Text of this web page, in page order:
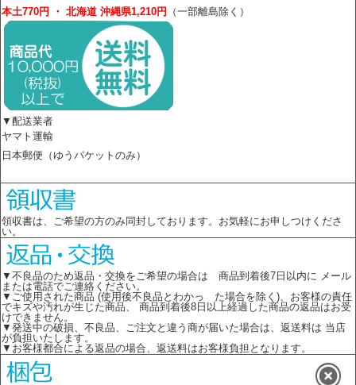
本土770円 ・ 北海道 沖縄県1,210円 （一部離島除く）
▼配送業者
ヤマト運輸
日本郵便（ゆうパケットのみ）
領収書は、ご希望の方のみ同封しております。お気軽にお申しつけくださ
い。
▼不良品のため返品・交換をご希望の場合は 商品到着後7日以内に メール
または電話でご連絡ください。
▼ご使用された商品 (使用後不良品とわかっ た場合を除く)、お客様の責任
でキズや汚れが生じた商品、 商品到着後8日以上経過した商品の返品はお受
けできません。
▼発送中の破損、不良品、ご注文と違う商が届いた場合は、返送料は 当店
が負担いたします。
▼お客様都合による返品の場合、返送料はお客様負担となります。